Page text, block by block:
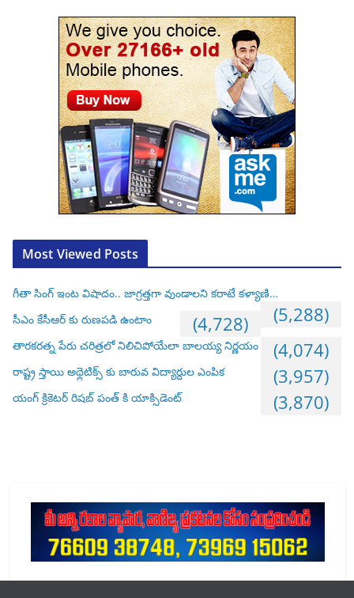
Most Viewed Posts
గీతా సింగ్ ఇంట విషాదం.. జాగ్రత్తగా వుండాలని కరాటే కళ్యాణి…
(5,288)
సీఎం కేసీఆర్ కు రుణపడి ఉంటాం (4,728)
తారకరత్న పేరు చరిత్రలో నిలిచిపోయేలా బాలయ్య నిర్ణయం (4,074)
రాష్ట్ర స్తాయి అథ్లెటిక్స్ కు బారువ విద్యార్దుల ఎంపిక (3,957)
యంగ్ క్రికెటర్ రిషబ్ పంత్ కి యాక్సిడెంట్ (3,870)